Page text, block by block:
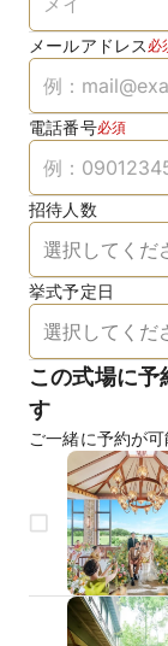
メールアドレス 必
電話番号必須
招待人数
挙式予定日
この式場に予
す
ご一緒に予約が